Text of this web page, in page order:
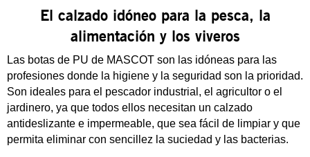
El calzado idóneo para la pesca, la
alimentación y los viveros
Las botas de PU de MASCOT son las idóneas para las
profesiones donde la higiene y la seguridad son la prioridad.
Son ideales para el pescador industrial, el agricultor o el
jardinero, ya que todos ellos necesitan un calzado
antideslizante e impermeable, que sea fácil de limpiar y que
permita eliminar con sencillez la suciedad y las bacterias.